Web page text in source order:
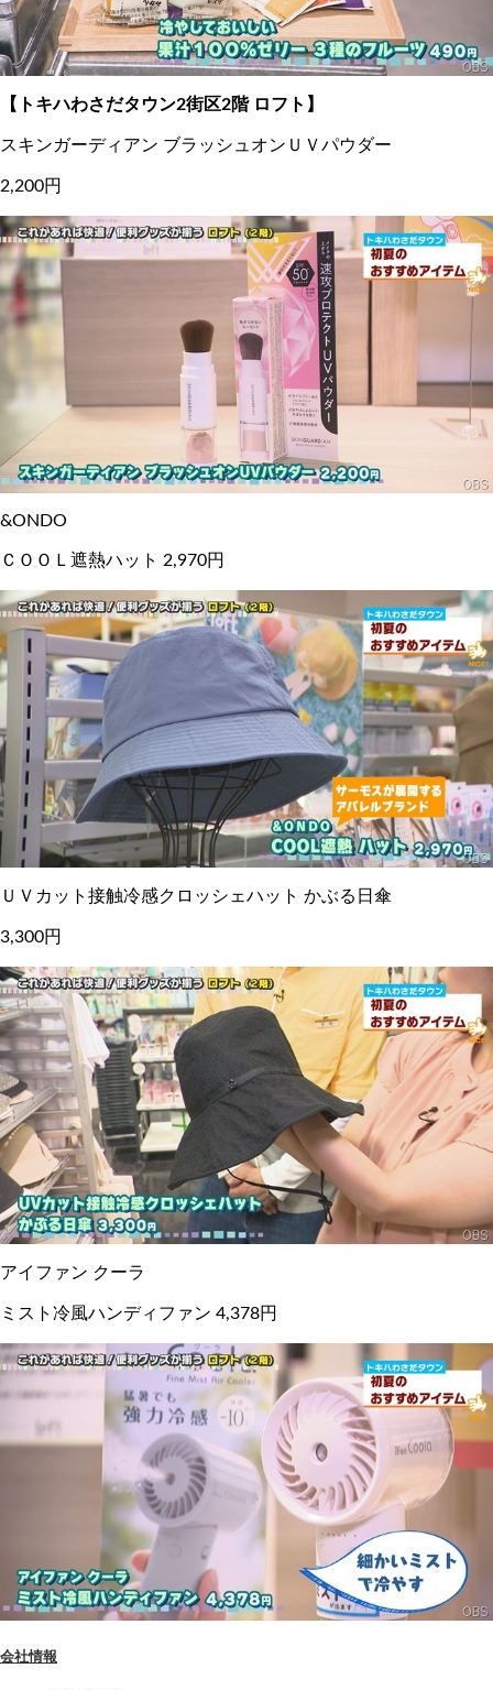
【トキハわさだタウン2街区2階 ロフト】
スキンガーディアン ブラッシュオンＵＶパウダー
2,200円
&ONDO
ＣＯＯＬ遮熱ハット 2,970円
ＵＶカット接触冷感クロッシェハット かぶる日傘
3,300円
アイファン クーラ
ミスト冷風ハンディファン 4,378円
会社情報